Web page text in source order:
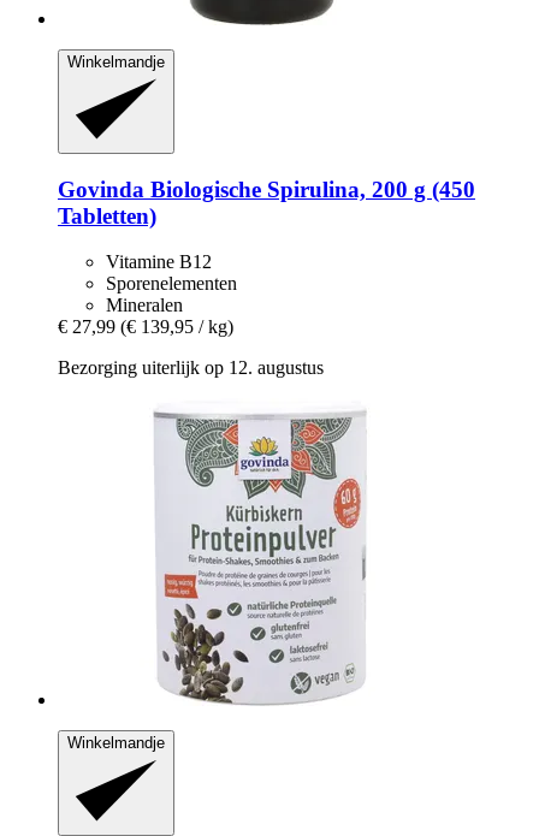
Winkelmandje
Govinda Biologische Spirulina, 200 g (450
Tabletten)
Vitamine B12
Sporenelementen
Mineralen
€ 27,99 (€ 139,95 / kg)
Bezorging uiterlijk op 12. augustus
Winkelmandje